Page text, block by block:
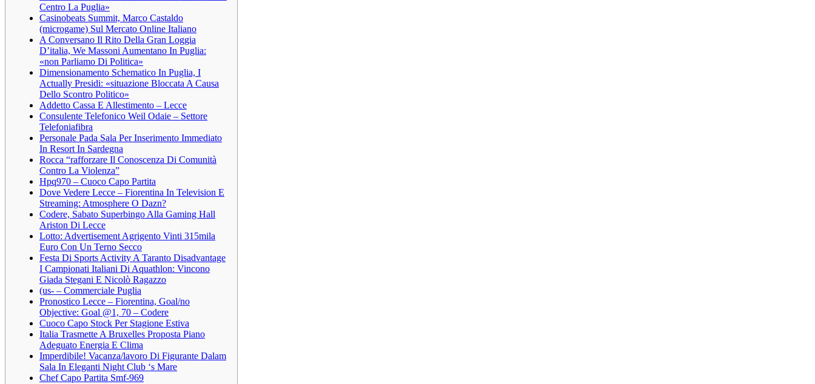
Centro La Puglia»
Casinobeats Summit, Marco Castaldo
(microgame) Sul Mercato Online Italiano
A Conversano Il Rito Della Gran Loggia
D’italia, We Massoni Aumentano In Puglia:
«non Parliamo Di Politica»
Dimensionamento Schematico In Puglia, I
Actually Presidi: «situazione Bloccata A Causa
Dello Scontro Politico»
Addetto Cassa E Allestimento – Lecce
Consulente Telefonico Weil Odaie – Settore
Telefoniafibra
Personale Pada Sala Per Inserimento Immediato
In Resort In Sardegna
Rocca “rafforzare Il Conoscenza Di Comunità
Contro La Violenza”
Hpq970 – Cuoco Capo Partita
Dove Vedere Lecce – Fiorentina In Television E
Streaming: Atmosphere O Dazn?
Codere, Sabato Superbingo Alla Gaming Hall
Ariston Di Lecce
Lotto: Advertisement Agrigento Vinti 315mila
Euro Con Un Terno Secco
Festa Di Sports Activity A Taranto Disadvantage
I Campionati Italiani Di Aquathlon: Vincono
Giada Stegani E Nicolò Ragazzo
(us- – Commerciale Puglia
Pronostico Lecce – Fiorentina, Goal/no
Objective: Goal @1, 70 – Codere
Cuoco Capo Stock Per Stagione Estiva
Italia Trasmette A Bruxelles Proposta Piano
Adeguato Energia E Clima
Imperdibile! Vacanza/lavoro Di Figurante Dalam
Sala In Eleganti Night Club ‘s Mare
Chef Capo Partita Smf-969